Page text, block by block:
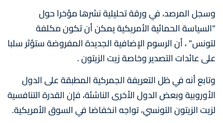
وسجل المرصد، في ورقة تحليلية نشرها مؤخرا حول
"السياسة الحمائية الأمريكية يمكن أن تكون مكلفة
لتونس" ، أن الرسوم الإضافية الجديدة المفروضة ستؤثر سلبا
على عائدات التصدير وخاصة زيت الزيتون .
وتابع أنه في ظل التعريفة الجمركية المطبقة على الدول
الأوروبية وبعض الدول الأخرى الناشئة، فإن القدرة التنافسية
لزيت الزيتون التونسي، تواجه انخفاضا في السوق الأمريكية.